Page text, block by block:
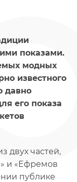
показами.
модных
известного
давно
его показа
двух частей,
и «Ефремов
публике